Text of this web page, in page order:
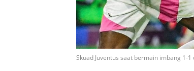
Skuad Juventus saat bermain imbang 1-